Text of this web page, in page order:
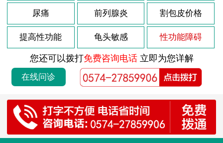
包皮过长的表现有哪些？ 2022-05-10
包皮过长不割有哪些害处？ 2022-05-10
包皮过长不割会有哪些不良影响 2022-05-10
包皮过长病因到底有哪些 2022-05-10
包皮过长并发症有哪些呢 2022-05-10
包皮龟头炎有哪几种常见的危害 2022-05-10
包皮龟头炎如何预防呢 2022-05-10
尿痛 前列腺炎 割包皮价格
提高性功能 龟头敏感 性功能障碍
您还可以拨打免费咨询电话立即为您详解
在线问诊